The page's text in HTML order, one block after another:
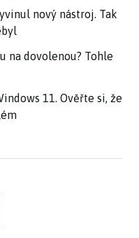
nový nástroj. Tak
na dovolenou? Tohle
11. Ověřte si, že